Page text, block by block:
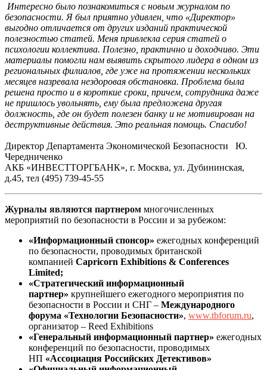
Интересно было познакомиться с новым журналом по
безопасности. Я был приятно удивлен, что «Директор»
выгодно отличается от других изданий практической
полезностью статей. Меня привлекла серия статей о
психологии коллектива. Полезно, практично и доходчиво. Эти
материалы помогли нам выявить скрытого лидера в одном из
региональных филиалов, где уже на протяжении нескольких
месяцев назревала нездоровая обстановка. Проблема была
решена просто и в короткие сроки, причем, сотрудника даже
не пришлось увольнять, ему была предложена другая
должность, где он будет полезен банку и не мотивирован на
деструктивные действия. Это реальная помощь. Спасибо!
Директор Департамента Экономической Безопасности Ю.
Чередниченко
АКБ «ИНВЕСТТОРГБАНК», г. Москва, ул. Дубининская,
д.45, тел (495) 739-45-55
Журналы являются партнером многочисленных
мероприятий по безопасности в России и за рубежом:
«Информационный спонсор» ежегодных конференций
по безопасности, проводимых британской
компанией Capricorn Exhibitions & Conferences
Limited;
«Стратегический информационный
партнер» крупнейшего ежегодного мероприятия по
безопасности в России и СНГ – Международного
форума «Технологии Безопасности», www.tbforum.ru,
организатор – Reed Exhibitions
«Генеральный информационный партнер» ежегодных
конференций по безопасности, проводимых
НП «Ассоциация Российских Детективов»